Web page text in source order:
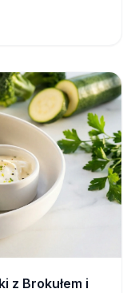
z Brokułem i